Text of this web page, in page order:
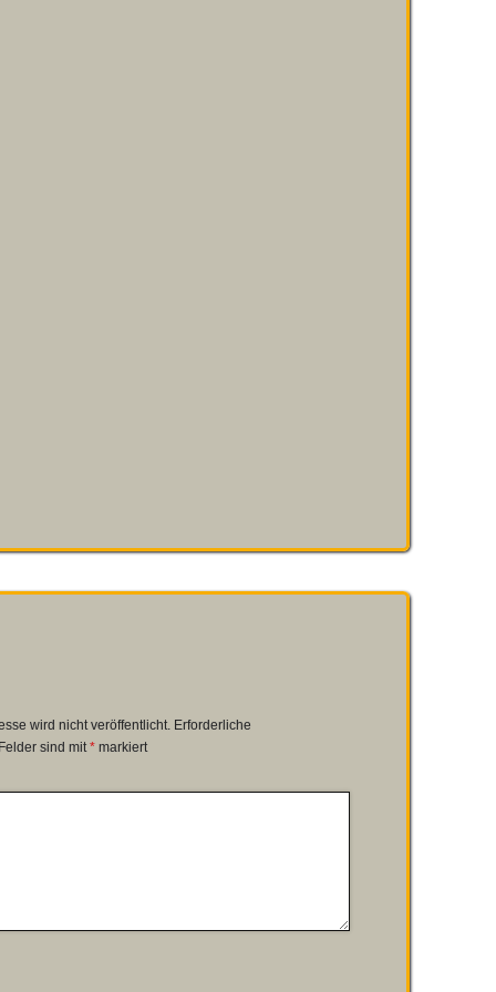
wird nicht veröffentlicht. Erforderliche
Felder sind mit* markiert